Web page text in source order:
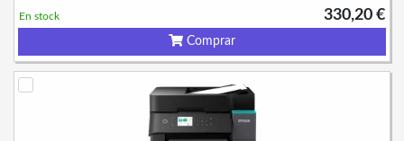
330,20 €
En stock
Comprar